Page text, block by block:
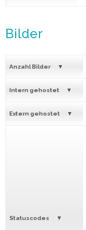
Bilder
Anzahl Bilder
Intern gehostet
Extern gehostet
Statuscodes